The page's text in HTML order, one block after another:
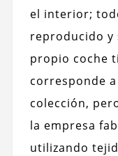
el interior;
reproducido y
propio coche
corresponde
colección,
la empresa
utilizando